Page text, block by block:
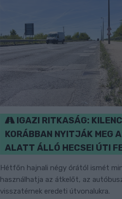
IGAZI RITKASÁG:
KORÁBBAN NYITJÁK MEG
ALATT ÁLLÓ HECSEI ÚTI
Hétfőn hajnali négy órától ismét
használhatja az átkelőt, az
visszatérnek eredeti útvonalukra.